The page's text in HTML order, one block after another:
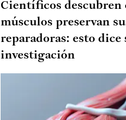
Científicos descubren
músculos preservan
reparadoras: esto dice
investigación